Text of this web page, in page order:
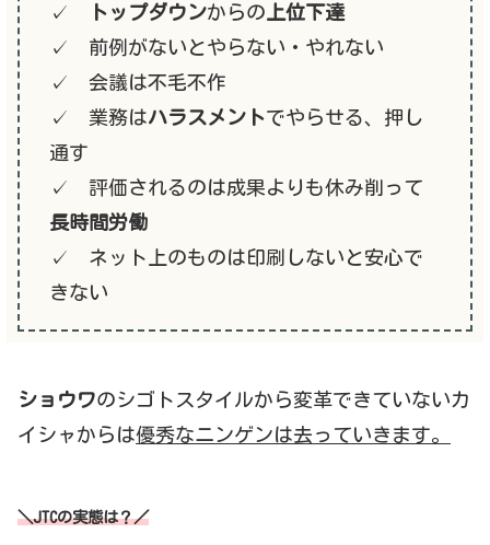
✓ トップダウンからの 上位下達
✓ 前例がないとやらない・やれない
✓ 会議は不毛不作
✓ 業務はハラスメントでやらせる、押し
通す
✓ 評価されるのは成果よりも休み削って
長時間労働
✓ ネット上のものは印刷しないと安心で
きない
ショウワのシゴトスタイルから変革できていないカ
イシャからは優秀なニンゲンは去っていきます。
＼JTCの実態は？／